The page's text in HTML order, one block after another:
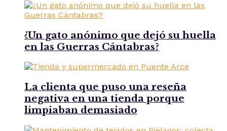
¿Un gato anónimo que dejó su huella
en las Guerras Cántabras?
La clienta que puso una reseña
negativa en una tienda porque
limpiaban demasiado